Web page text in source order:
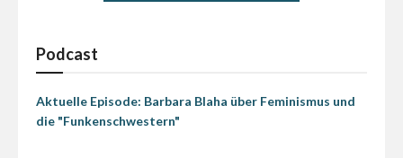
Podcast
Aktuelle Episode: Barbara Blaha über Feminismus und
die "Funkenschwestern"